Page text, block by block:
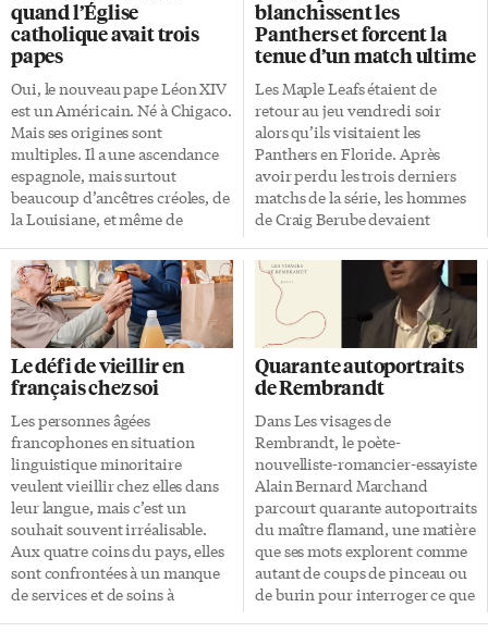
Jean-Paul Arsenault, résident
de l’Île-du-Prince-Édouard. À
72 ans, l’Acadien a repris du
service auprès de diverses
organisations de […]
couleurs, composé d’un
amalgame de chansons tantôt
drôles, tantôt émouvantes, pour
le plus grand bonheur des
amateurs de chansons d’hier et
d’aujourd’hui». Le groupe
torontois d’une trentaine de
choristes offre depuis plus de
[…]
quand l’Église
catholique avait trois
papes
Oui, le nouveau pape Léon XIV
est un Américain. Né à Chigaco.
Mais ses origines sont
multiples. Il a une ascendance
espagnole, mais surtout
beaucoup d’ancêtres créoles, de
la Louisiane, et même de
dernière fois que les mots
«pape» et «français» pouvaient
se lire dans une même phrase,
c’était il y a… près de 650 ans.
Le dernier pape français a été
élu à une époque très perturbée
de l’Église catholique, lors de
laquelle deux papautés se
disputaient la légitimité de la
succession de saint Pierre. Cette
période a été nommée le
«Grand Schisme d’Occident»,
en référence […]
blanchissent les
Panthers et forcent la
tenue d’un match ultime
Les Maple Leafs étaient de
retour au jeu vendredi soir
alors qu’ils visitaient les
Panthers en Floride. Après
avoir perdu les trois derniers
matchs de la série, les hommes
de Craig Berube devaient
d’un match ultime dimanche,
sans quoi, la saison se
terminerait en queue de
poisson. Après 40 minutes de
jeu serré sans but, les Maple
Leafs ont été les premiers à
s’inscrire au tableau indicateur.
Auston Matthews a marqué son
premier but en séries en
carrière face aux Panthers pour
donner l’avance aux Leafs. Max
Pacioretty a marqué le but
d’assurance en fin […]
Le défi de vieillir en
français chez soi
Les personnes âgées
francophones en situation
linguistique minoritaire
veulent vieillir chez elles dans
leur langue, mais c’est un
souhait souvent irréalisable.
Aux quatre coins du pays, elles
sont confrontées à un manque
de services et de soins à
Quarante autoportraits
de Rembrandt
Dans Les visages de
Rembrandt, le poète-
nouvelliste-romancier-essayiste
Alain Bernard Marchand
parcourt quarante autoportraits
du maître flamand, une matière
que ses mots explorent comme
autant de coups de pinceau ou
de burin pour interroger ce que